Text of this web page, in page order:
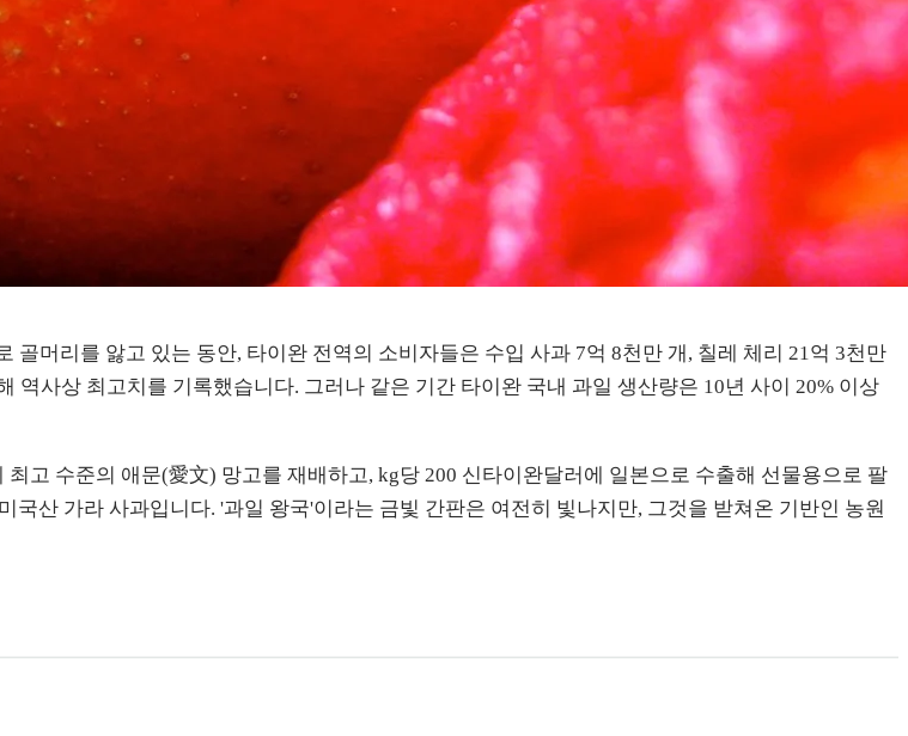
머리를 앓고 있는 동안, 타이완 전역의 소비자들은 수입 사과 7억 8천만 개, 칠레 체리 21억 3천만
사상 최고치를 기록했습니다. 그러나 같은 기간 타이완 국내 과일 생산량은 10년 사이 20% 이상
최고 수준의 애문(愛文) 망고를 재배하고, kg당 200 신타이완달러에 일본으로 수출해 선물용으로 팔
산 가라 사과입니다. '과일 왕국'이라는 금빛 간판은 여전히 빛나지만, 그것을 받쳐온 기반인 농원